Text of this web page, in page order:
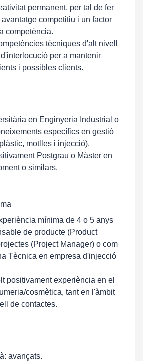
permanent, per tal de fer
competitiu i un factor
competència.
tècniques d'alt nivell
per a mantenir
i possibles clients.
en Enginyeria Industrial o
específics en gestió
motlles i injecció).
Postgrau o Màster en
o similars.
mínima de 4 o 5 anys
de producte (Product
(Project Manager) o com
Tècnica en empresa d'injecció
positivament experiència en el
cosmètica, tant en l'àmbit
de contactes.
avançats.